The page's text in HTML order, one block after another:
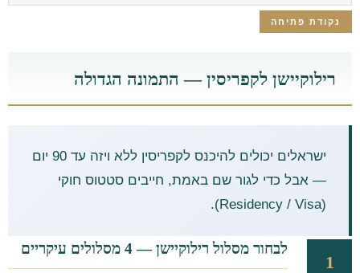
נקודת פתיחה
רילוקיישן לקפריסין — התמונה הגדולה
ישראלים יכולים להיכנס לקפריסין ללא ויזה עד 90 יום
— אבל כדי לגור שם באמת, חייבים סטטוס חוקי
(Residency / Visa).
1
לבחור מסלול רילוקיישן — 4 מסלולים עיקריים